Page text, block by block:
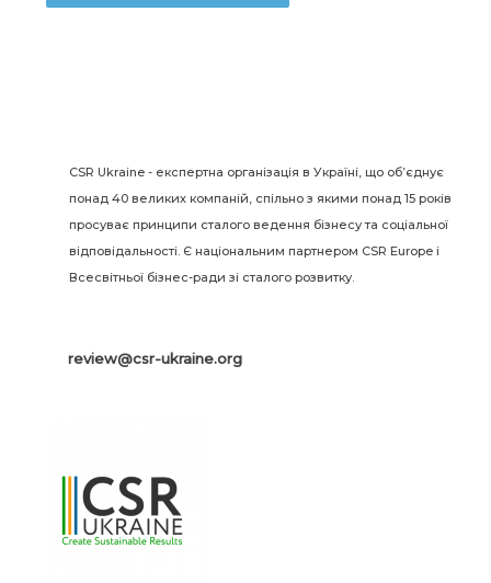
CSR Ukraine - експертна організація в Україні, що об’єднує
понад 40 великих компаній, спільно з якими понад 15 років
просуває принципи сталого ведення бізнесу та соціальної
відповідальності. Є національним партнером CSR Europe і
Всесвітньої бізнес-ради зі сталого розвитку.
review@csr-ukraine.org